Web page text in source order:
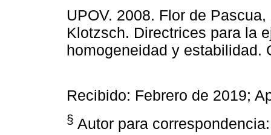
UPOV. 2008. Flor de Pascua,
Klotzsch. Directrices para la
homogeneidad y estabilidad.
Recibido: Febrero de 2019;
§ Autor para